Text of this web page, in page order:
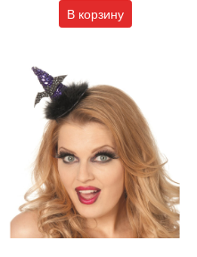
В корзину